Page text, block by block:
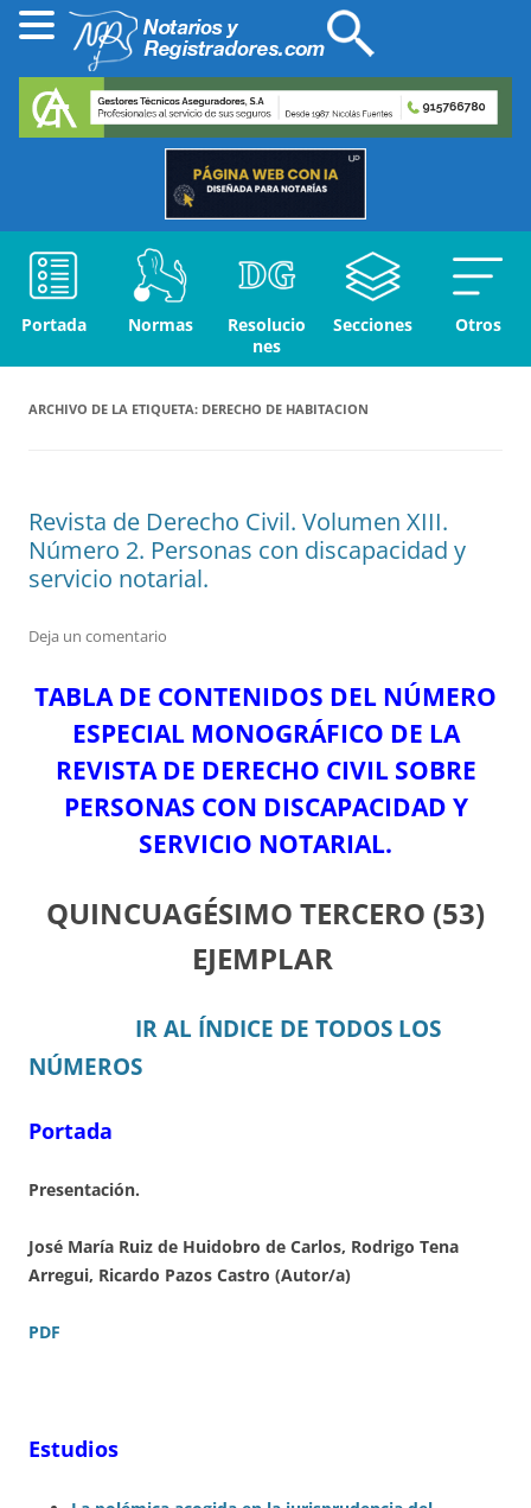
Portada Normas
Resolucio
nes
Secciones Otros
ARCHIVO DE LA ETIQUETA: DERECHO DE HABITACION
Revista de Derecho Civil. Volumen XIII.
Número 2. Personas con discapacidad y
servicio notarial.
Deja un comentario
TABLA DE CONTENIDOS DEL NÚMERO
ESPECIAL MONOGRÁFICO DE LA
REVISTA DE DERECHO CIVIL SOBRE
PERSONAS CON DISCAPACIDAD Y
SERVICIO NOTARIAL.
QUINCUAGÉSIMO TERCERO (53)
EJEMPLAR
IR AL ÍNDICE DE TODOS LOS
NÚMEROS
Portada
Presentación.
José María Ruiz de Huidobro de Carlos, Rodrigo Tena
Arregui, Ricardo Pazos Castro (Autor/a)
PDF
Estudios